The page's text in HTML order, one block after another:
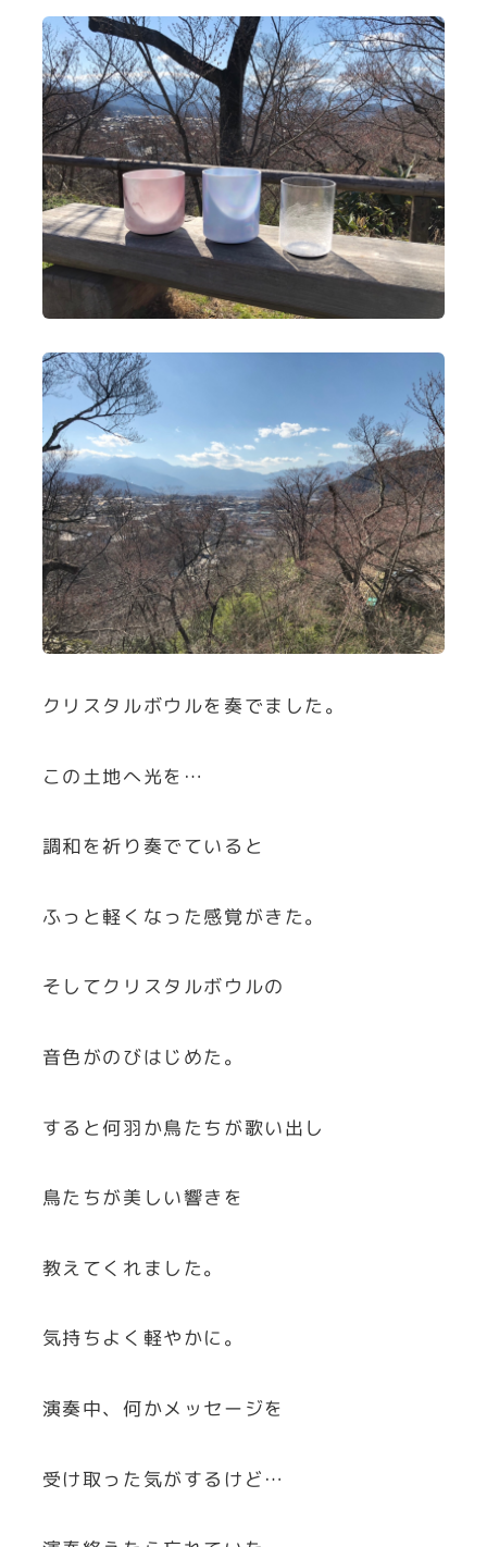
クリスタルボウルを奏でました。
この土地へ光を…
調和を祈り奏でていると
ふっと軽くなった感覚がきた。
そしてクリスタルボウルの
音色がのびはじめた。
すると何羽か鳥たちが歌い出し
鳥たちが美しい響きを
教えてくれました。
気持ちよく軽やかに。
演奏中、何かメッセージを
受け取った気がするけど…